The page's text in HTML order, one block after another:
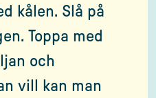
kålen. Slå på
Toppa med
och
vill kan man